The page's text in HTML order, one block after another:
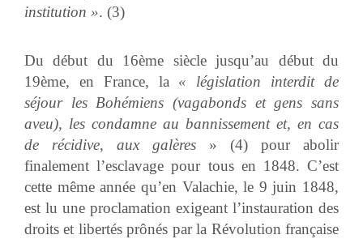
institution ». (3)
Du début du 16ème siècle jusqu’au début du
19ème, en France, la « législation interdit de
séjour les Bohémiens (vagabonds et gens sans
aveu), les condamne au bannissement et, en cas
de récidive, aux galères » (4) pour abolir
finalement l’esclavage pour tous en 1848. C’est
cette même année qu’en Valachie, le 9 juin 1848,
est lu une proclamation exigeant l’instauration des
droits et libertés prônés par la Révolution française